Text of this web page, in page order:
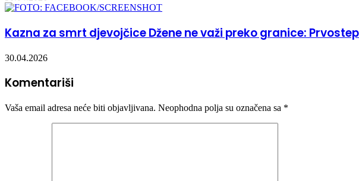
Kazna za smrt djevojčice Džene ne važi preko granice:
30.04.2026
Komentariši
Vaša email adresa neće biti objavljivana. Neophodna polja su označena sa *